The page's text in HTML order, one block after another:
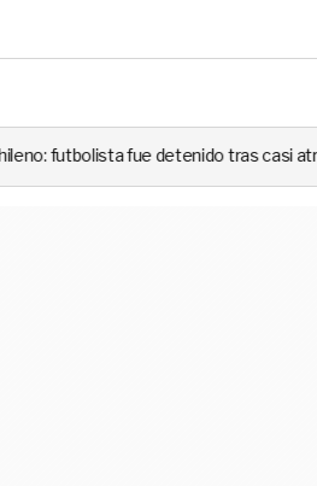
Noticia
tras casi atropellar a un carabinero